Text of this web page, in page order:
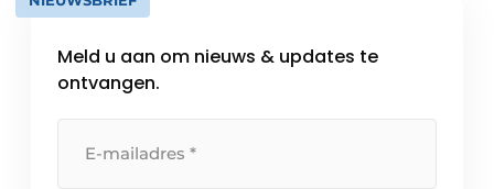
Meld u aan om nieuws & updates te
ontvangen.